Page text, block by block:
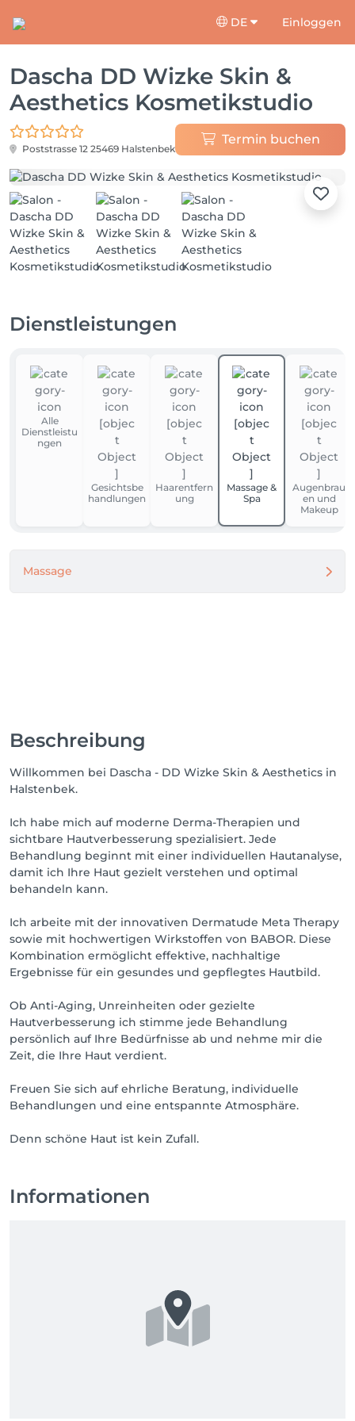
DE Einloggen
Dascha DD Wizke Skin &
Aesthetics Kosmetikstudio
Poststrasse 12 25469 Halstenbek
Termin buchen
Dienstleistungen
Alle
Dienstleistu
ngen
Gesichtsbe
handlungen
Haarentfern
ung
Massage &
Spa
Augenbrau
en und
Makeup
Massage
Beschreibung
Willkommen bei Dascha - DD Wizke Skin & Aesthetics in
Halstenbek.
Ich habe mich auf moderne Derma-Therapien und
sichtbare Hautverbesserung spezialisiert. Jede
Behandlung beginnt mit einer individuellen Hautanalyse,
damit ich Ihre Haut gezielt verstehen und optimal
behandeln kann.
Ich arbeite mit der innovativen Dermatude Meta Therapy
sowie mit hochwertigen Wirkstoffen von BABOR. Diese
Kombination ermöglicht effektive, nachhaltige
Ergebnisse für ein gesundes und gepflegtes Hautbild.
Ob Anti-Aging, Unreinheiten oder gezielte
Hautverbesserung ich stimme jede Behandlung
persönlich auf Ihre Bedürfnisse ab und nehme mir die
Zeit, die Ihre Haut verdient.
Freuen Sie sich auf ehrliche Beratung, individuelle
Behandlungen und eine entspannte Atmosphäre.
Informationen